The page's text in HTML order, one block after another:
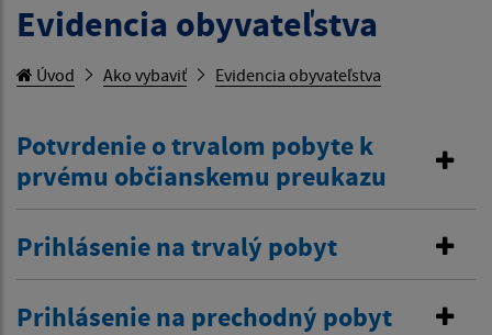
Evidencia obyvateľstva
Úvod Ako vybaviť Evidencia obyvateľstva
Potvrdenie o trvalom pobyte k
prvému občianskemu preukazu
Prihlásenie na trvalý pobyt
Prihlásenie na prechodný pobyt